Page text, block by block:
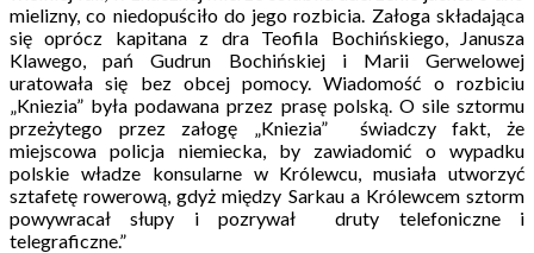
mielizny, co niedopuściło do jego rozbicia. Załoga składająca
się oprócz kapitana z dra Teofila Bochińskiego, Janusza
Klawego, pań Gudrun Bochińskiej i Marii Gerwelowej
uratowała się bez obcej pomocy. Wiadomość o rozbiciu
„Kniezia” była podawana przez prasę polską. O sile sztormu
przeżytego przez załogę „Kniezia” świadczy fakt, że
miejscowa policja niemiecka, by zawiadomić o wypadku
polskie władze konsularne w Królewcu, musiała utworzyć
sztafetę rowerową, gdyż między Sarkau a Królewcem sztorm
powywracał słupy i pozrywał druty telefoniczne i
telegraficzne.”